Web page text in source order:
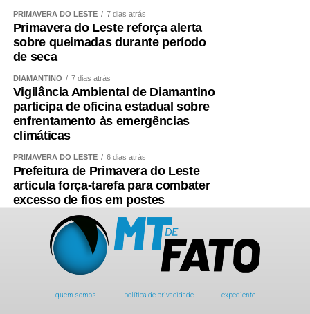
PRIMAVERA DO LESTE 7 dias atrás
Primavera do Leste reforça alerta
sobre queimadas durante período
de seca
DIAMANTINO 7 dias atrás
Vigilância Ambiental de Diamantino
participa de oficina estadual sobre
enfrentamento às emergências
climáticas
PRIMAVERA DO LESTE 6 dias atrás
Prefeitura de Primavera do Leste
articula força-tarefa para combater
excesso de fios em postes
quem somos política de privacidade expediente